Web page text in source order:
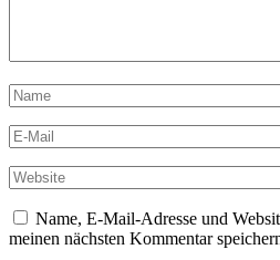
Name, E-Mail-Adresse und
meinen nächsten Kommentar